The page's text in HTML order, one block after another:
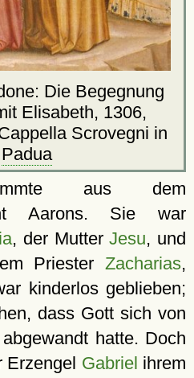
Die Begegnung
Elisabeth, 1306,
Scrovegni in
Padua
aus dem
Aarons. Sie war
, der MutterJesu, und
Priester Zacharias,
kinderlos geblieben;
dass Gott sich von
hatte. Doch
Erzengel Gabriel ihrem